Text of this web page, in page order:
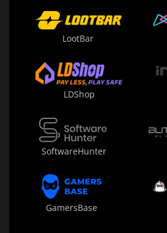
LootBar
LDShop
SoftwareHunter
GamersBase